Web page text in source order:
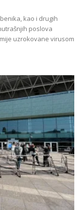
kao i drugih
poslova
uzrokovane virusom